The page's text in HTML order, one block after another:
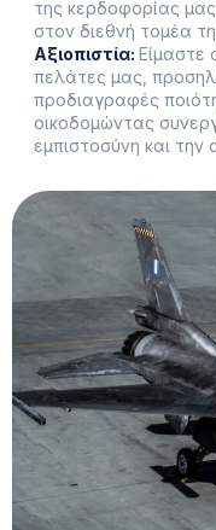
της κερδοφορίας
στον διεθνή τομέα
Αξιοπιστία: Είμαστε
πελάτες μας,
προδιαγραφές
οικοδομώντας
εμπιστοσύνη και την